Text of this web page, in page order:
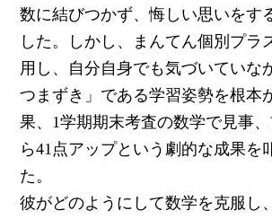
数に結びつかず、悔しい思いをす
した。しかし、まんてん個別プラ
用し、自分自身でも気づいていな
つまずき」である学習姿勢を根本
果、1学期期末考査の数学で見事
ら41点アップという劇的な成果を
た。
彼がどのようにして数学を克服し